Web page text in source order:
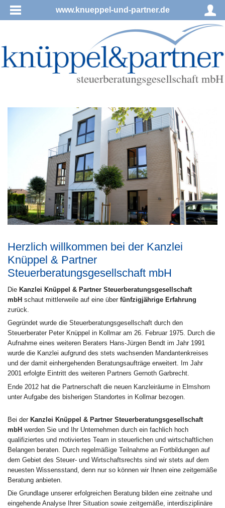
www.knueppel-und-partner.de
Herzlich willkommen bei der Kanzlei
Knüppel & Partner
Steuerberatungsgesellschaft mbH
Die Kanzlei Knüppel & Partner Steuerberatungsgesellschaft
mbH schaut mittlerweile auf eine über fünfzigjährige Erfahrung
zurück.
Gegründet wurde die Steuerberatungsgesellschaft durch den
Steuerberater Peter Knüppel in Kollmar am 26. Februar 1975. Durch die
Aufnahme eines weiteren Beraters Hans-Jürgen Bendt im Jahr 1991
wurde die Kanzlei aufgrund des stets wachsenden Mandantenkreises
und der damit einhergehenden Beratungsaufträge erweitert. Im Jahr
2001 erfolgte Eintritt des weiteren Partners Gernoth Garbrecht.
Ende 2012 hat die Partnerschaft die neuen Kanzleiräume in Elmshorn
unter Aufgabe des bisherigen Standortes in Kollmar bezogen.
Bei der Kanzlei Knüppel & Partner Steuerberatungsgesellschaft
mbH werden Sie und Ihr Unternehmen durch ein fachlich hoch
qualifiziertes und motiviertes Team in steuerlichen und wirtschaftlichen
Belangen beraten. Durch regelmäßige Teilnahme an Fortbildungen auf
dem Gebiet des Steuer- und Wirtschaftsrechts sind wir stets auf dem
neuesten Wissensstand, denn nur so können wir Ihnen eine zeitgemäße
Beratung anbieten.
Die Grundlage unserer erfolgreichen Beratung bilden eine zeitnahe und
eingehende Analyse Ihrer Situation sowie zeitgemäße, interdisziplinäre